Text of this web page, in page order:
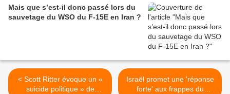
Mais que s’est-il donc passé lors du
sauvetage du WSO du F-15E en Iran ?
< Scott Ritter évoque un «
suicide politique » de
Israël promet une 'réponse
forte' aux frappes du